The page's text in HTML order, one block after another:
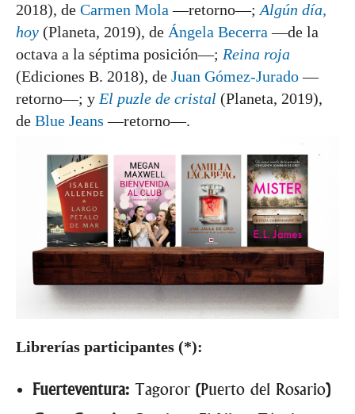
2018), de Carmen Mola —retorno—; Algún día,
hoy (Planeta, 2019), de Ángela Becerra —de la
octava a la séptima posición—; Reina roja
(Ediciones B. 2018), de Juan Gómez-Jurado—
retorno—; y El puzle de cristal (Planeta, 2019),
de Blue Jeans —retorno—.
Librerías participantes (*):
Fuerteventura: Tagoror (Puerto del Rosario)